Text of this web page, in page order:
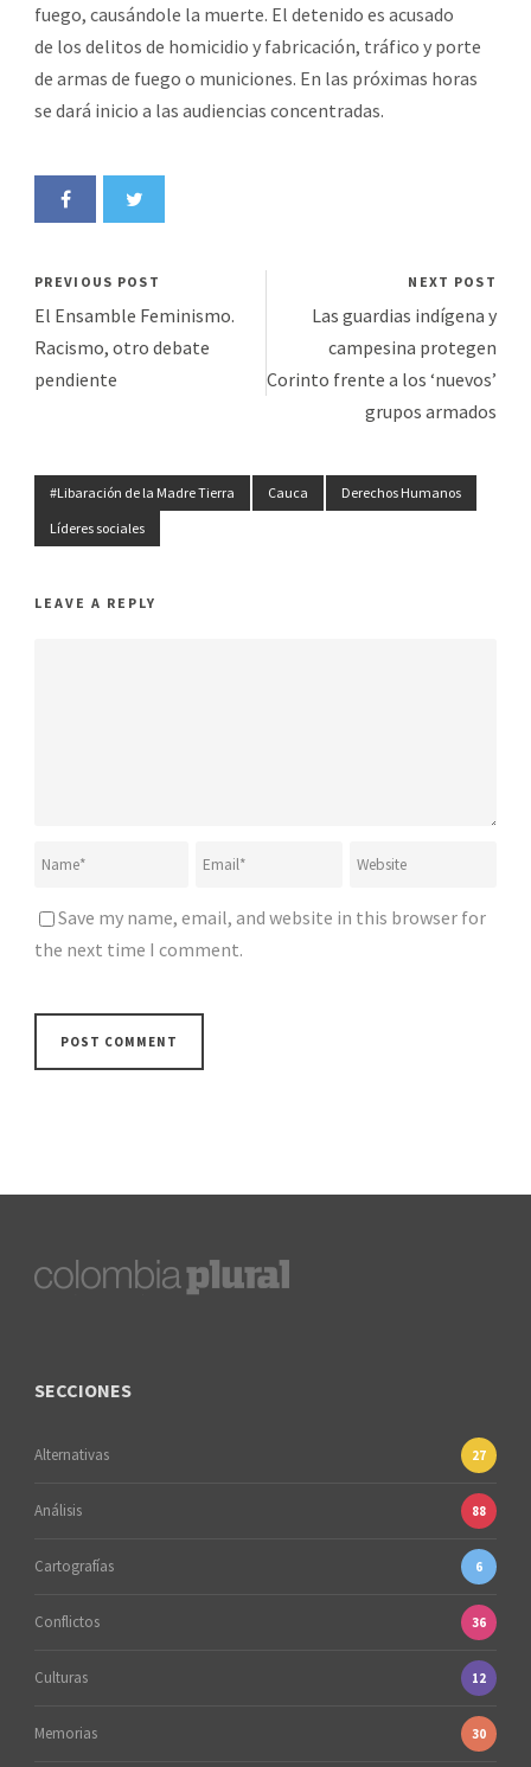
fuego, causándole la muerte. El detenido es acusado
de los delitos de homicidio y fabricación, tráfico y porte
de armas de fuego o municiones. En las próximas horas
se dará inicio a las audiencias concentradas.
PREVIOUS POST
El Ensamble Feminismo.
Racismo, otro debate
pendiente
NEXT POST
Las guardias indígena y
campesina protegen
Corinto frente a los ‘nuevos’
grupos armados
#Libaración de la Madre Tierra Cauca
Derechos Humanos
Líderes sociales
LEAVE A REPLY
Save my name, email, and website in this browser for
the next time I comment.
SECCIONES
Alternativas 27
Análisis 88
Cartografías 6
Conflictos 36
Culturas 12
Memorias 30